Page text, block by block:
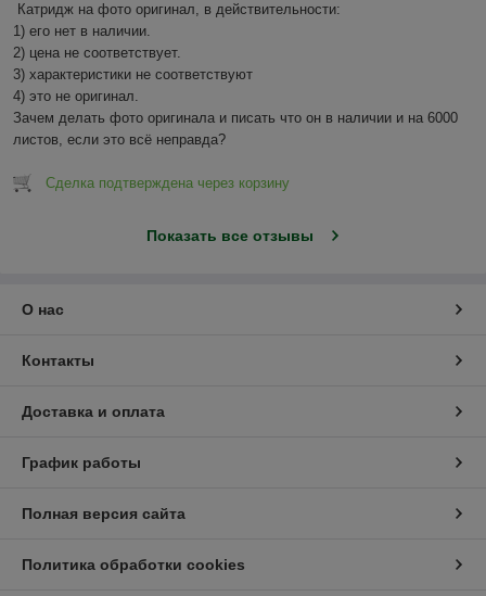
Катридж на фото оригинал, в действительности:
1) его нет в наличии.
2) цена не соответствует.
3) характеристики не соответствуют
4) это не оригинал.
Зачем делать фото оригинала и писать что он в наличии и на 6000
листов, если это всё неправда?
Сделка подтверждена через корзину
Показать все отзывы
О нас
Контакты
Доставка и оплата
График работы
Полная версия сайта
Политика обработки cookies